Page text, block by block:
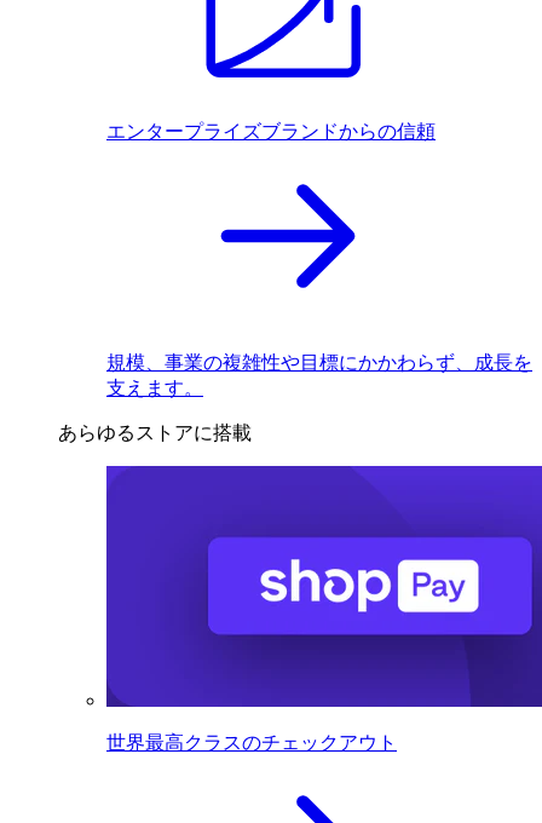
エンタープライズブランドからの信頼
規模、事業の複雑性や目標にかかわらず、成長を
支えます。
あらゆるストアに搭載
世界最高クラスのチェックアウト